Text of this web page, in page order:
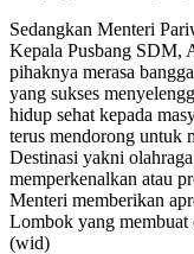
Sedangkan Menteri
Kepala Pusbang SDM,
pihaknya merasa
yang sukses
hidup sehat kepada
terus mendorong untuk
Destinasi yakni
memperkenalkan atau
Menteri memberikan
Lombok yang membuat
(wid)